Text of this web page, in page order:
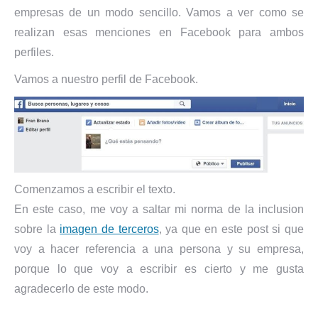
empresas de un modo sencillo. Vamos a ver como se
realizan esas menciones en Facebook para ambos
perfiles.
Vamos a nuestro perfil de Facebook.
Comenzamos a escribir el texto.
En este caso, me voy a saltar mi norma de la inclusion
sobre la imagen de terceros, ya que en este post si que
voy a hacer referencia a una persona y su empresa,
porque lo que voy a escribir es cierto y me gusta
agradecerlo de este modo.